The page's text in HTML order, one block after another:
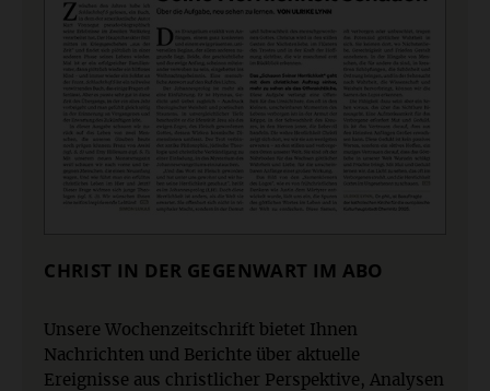
CHRIST IN DER GEGENWART IM ABO
Unsere Wochenzeitschrift bietet Ihnen
Nachrichten und Berichte über aktuelle
Ereignisse aus christlicher Perspektive, Analysen